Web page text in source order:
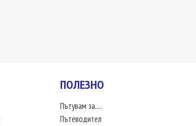
ПОЛЕЗНО
Пътувам за.....
Пътеводител